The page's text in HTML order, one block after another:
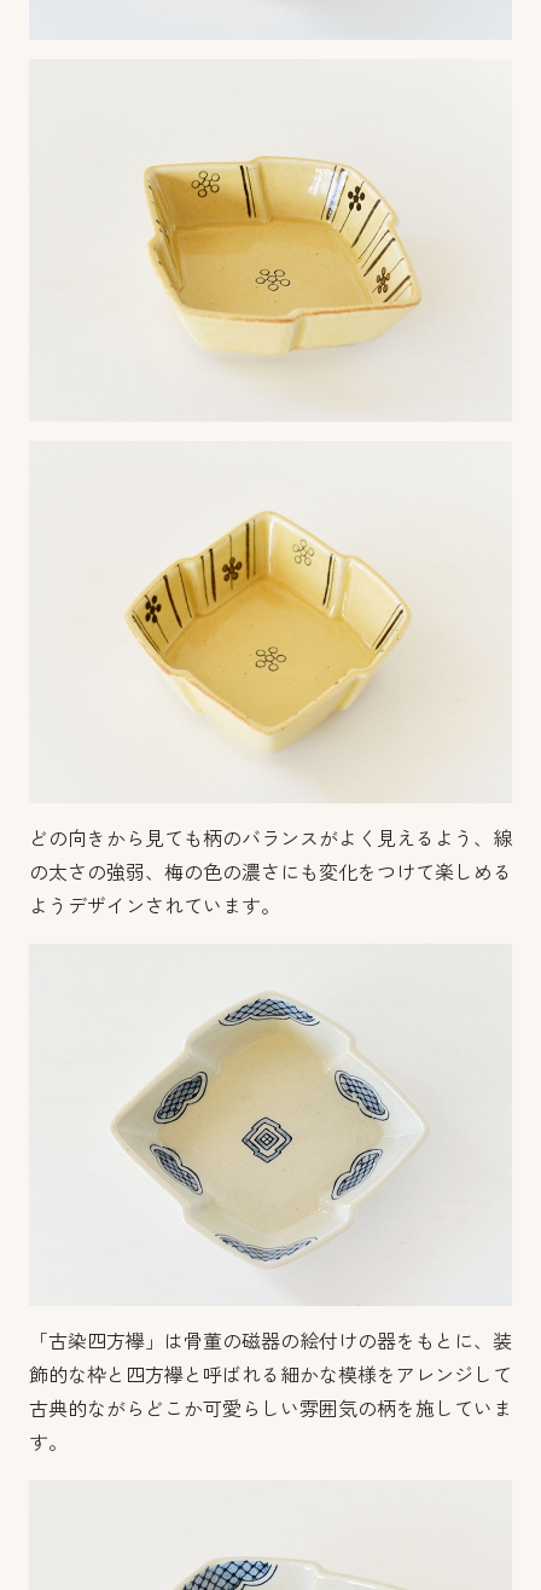
どの向きから見ても柄のバランスがよく見えるよう、線
の太さの強弱、梅の色の濃さにも変化をつけて楽しめる
ようデザインされています。
「古染四方襷」は骨董の磁器の絵付けの器をもとに、装
飾的な枠と四方襷と呼ばれる細かな模様をアレンジして
古典的ながらどこか可愛らしい雰囲気の柄を施していま
す。